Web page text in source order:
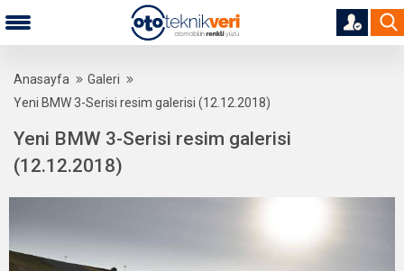
Anasayfa
Galeri
Yeni BMW 3-Serisi resim galerisi (12.12.2018)
Yeni BMW 3-Serisi resim galerisi
(12.12.2018)